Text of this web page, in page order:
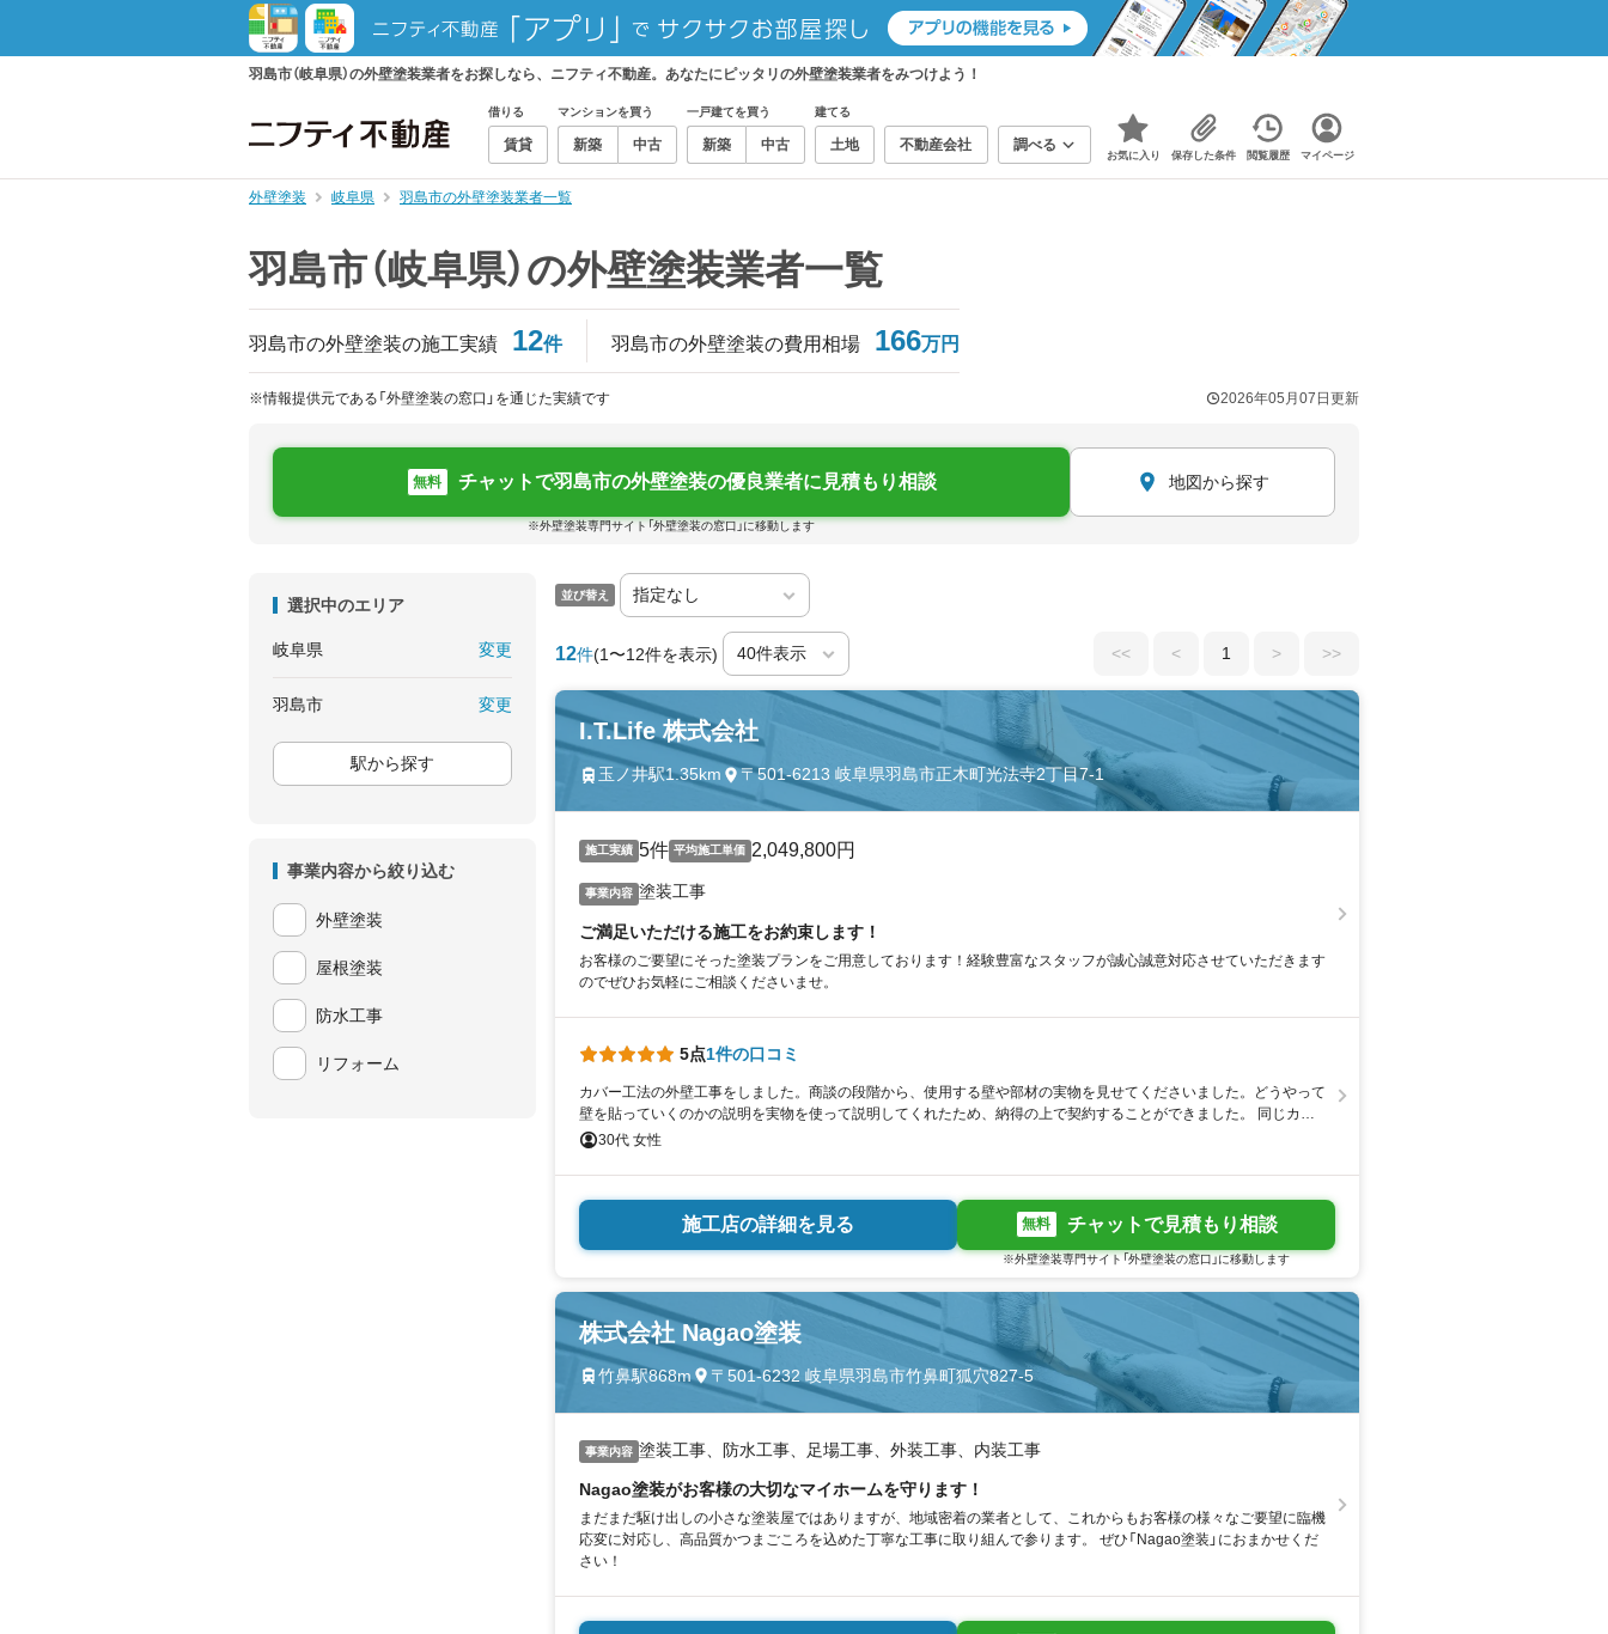
羽島市（岐阜県）の外壁塗装業者をお探しなら、ニフティ不動産。あなたにピッタリの外壁塗装業者をみつけよう！
借りる
賃貸
マンションを買う
新築 中古
一戸建てを買う
新築 中古
建てる
土地 不動産会社 調べる
お気に入り 保存した条件 閲覧履歴 マイページ
外壁塗装 岐阜県 羽島市の外壁塗装業者一覧
羽島市（岐阜県）の外壁塗装業者一覧
羽島市の外壁塗装の施工実績 12件 羽島市の外壁塗装の費用相場 166万円
※情報提供元である「外壁塗装の窓口」を通じた実績です 2026年05月07日 更新
無料 チャットで羽島市の外壁塗装の優良業者に見積もり相談 地図から探す
※外壁塗装専門サイト「外壁塗装の窓口」に移動します
選択中のエリア
岐阜県 変更
羽島市 変更
駅から探す
事業内容から絞り込む
外壁塗装
屋根塗装
防水工事
リフォーム
並び替え
12件(1〜12件を表示) << < 1 > >>
I.T.Life 株式会社
玉ノ井駅1.35km 〒501-6213 岐阜県羽島市正木町光法寺2丁目7-1
施工実績 5件 平均施工単価 2,049,800円
事業内容 塗装工事
ご満足いただける施工をお約束します！
お客様のご要望にそった塗装プランをご用意しております！経験豊富なスタッフが誠心誠意対応させていただきます
のでぜひお気軽にご相談くださいませ。
5点1件の口コミ
カバー工法の外壁工事をしました。商談の段階から、使用する壁や部材の実物を見せてくださいました。どうやって
壁を貼っていくのかの説明を実物を使って説明してくれたため、納得の上で契約することができました。 同じカバ
ー工法でも、会社によって施工方法が異なったり使用部材が変わるため、複数の会社でお話を聞くのが良いと思いま
30代 女性
施工店の詳細を見る 無料 チャットで見積もり相談
※外壁塗装専門サイト「外壁塗装の窓口」に移動します
株式会社 Nagao塗装
竹鼻駅868m 〒501-6232 岐阜県羽島市竹鼻町狐穴827-5
事業内容 塗装工事、防水工事、足場工事、外装工事、内装工事
Nagao塗装がお客様の大切なマイホームを守ります！
まだまだ駆け出しの小さな塗装屋ではありますが、地域密着の業者として、これからもお客様の様々なご要望に臨機
応変に対応し、高品質かつまごころを込めた丁寧な工事に取り組んで参ります。 ぜひ「Nagao塗装」におまかせくだ
さい！